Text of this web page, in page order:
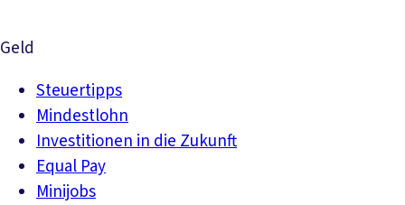
Geld
Steuertipps
Mindestlohn
Investitionen in die Zukunft
Equal Pay
Minijobs